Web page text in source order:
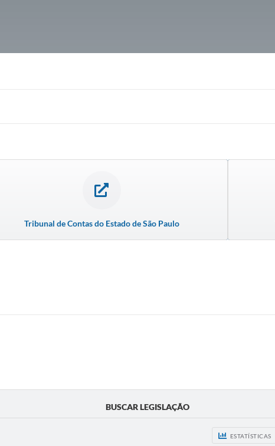
Tribunal de Contas do Estado de São Paulo
BUSCAR LEGISLAÇÃO
ESTATÍSTICAS